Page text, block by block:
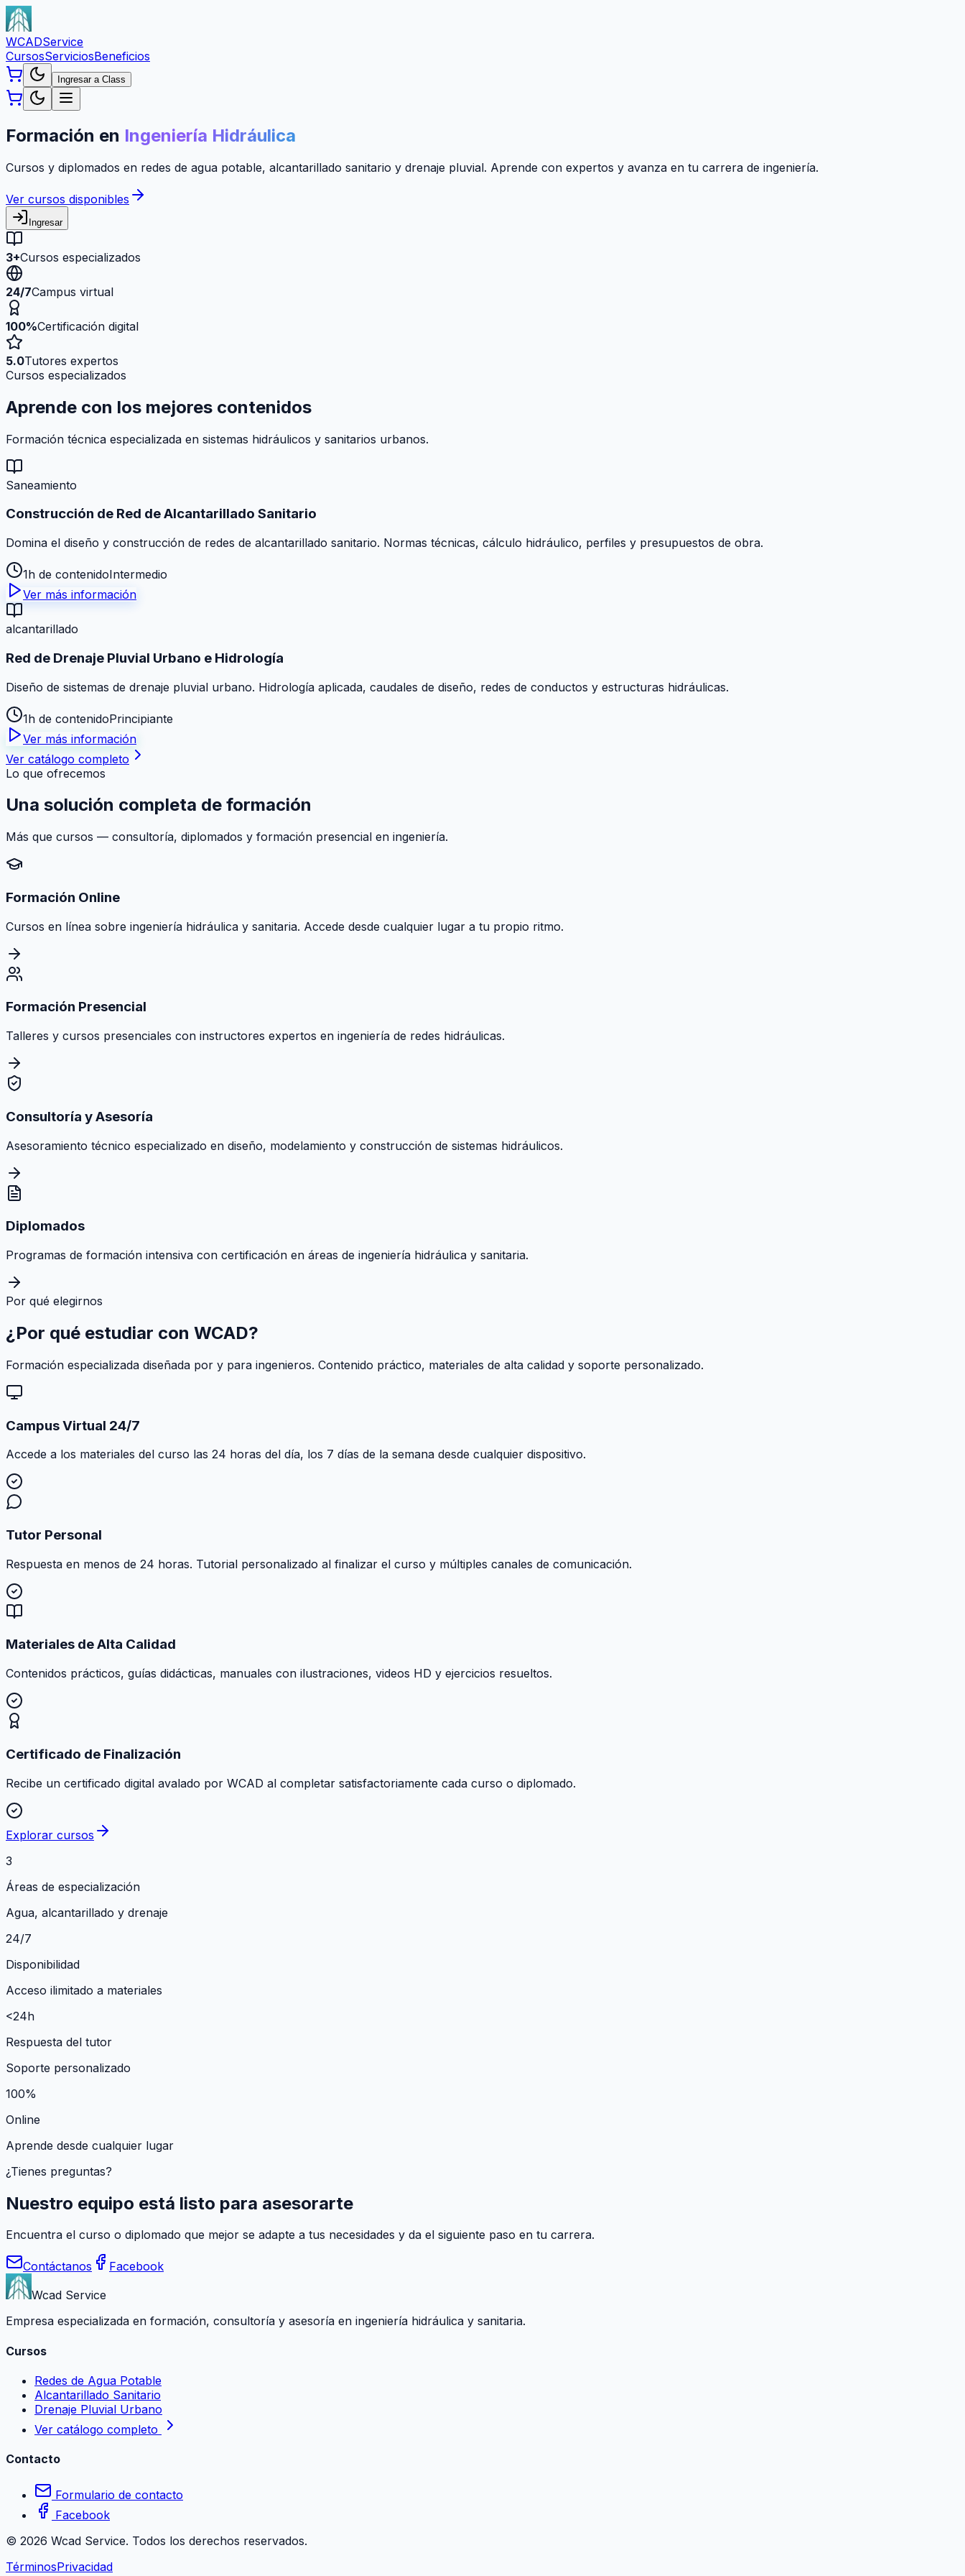
WCADService
CursosServiciosBeneficios
Ingresar a Class
Formación en Ingeniería Hidráulica
Cursos y diplomados en redes de agua potable, alcantarillado sanitario y drenaje pluvial. Aprende con expertos y avanza en tu carrera de ingeniería.
Ver cursos disponibles
Ingresar
3+Cursos especializados
24/7Campus virtual
100%Certificación digital
5.0Tutores expertos
Cursos especializados
Aprende con los mejores contenidos
Formación técnica especializada en sistemas hidráulicos y sanitarios urbanos.
Saneamiento
Construcción de Red de Alcantarillado Sanitario
Domina el diseño y construcción de redes de alcantarillado sanitario. Normas técnicas, cálculo hidráulico, perfiles y presupuestos de obra.
1h de contenidoIntermedio
Ver más información
alcantarillado
Red de Drenaje Pluvial Urbano e Hidrología
Diseño de sistemas de drenaje pluvial urbano. Hidrología aplicada, caudales de diseño, redes de conductos y estructuras hidráulicas.
1h de contenidoPrincipiante
Ver más información
Ver catálogo completo
Lo que ofrecemos
Una solución completa de formación
Más que cursos — consultoría, diplomados y formación presencial en ingeniería.
Formación Online
Cursos en línea sobre ingeniería hidráulica y sanitaria. Accede desde cualquier lugar a tu propio ritmo.
Formación Presencial
Talleres y cursos presenciales con instructores expertos en ingeniería de redes hidráulicas.
Consultoría y Asesoría
Asesoramiento técnico especializado en diseño, modelamiento y construcción de sistemas hidráulicos.
Diplomados
Programas de formación intensiva con certificación en áreas de ingeniería hidráulica y sanitaria.
Por qué elegirnos
¿Por qué estudiar con WCAD?
Formación especializada diseñada por y para ingenieros. Contenido práctico, materiales de alta calidad y soporte personalizado.
Campus Virtual 24/7
Accede a los materiales del curso las 24 horas del día, los 7 días de la semana desde cualquier dispositivo.
Tutor Personal
Respuesta en menos de 24 horas. Tutorial personalizado al finalizar el curso y múltiples canales de comunicación.
Materiales de Alta Calidad
Contenidos prácticos, guías didácticas, manuales con ilustraciones, videos HD y ejercicios resueltos.
Certificado de Finalización
Recibe un certificado digital avalado por WCAD al completar satisfactoriamente cada curso o diplomado.
Explorar cursos
3
Áreas de especialización
Agua, alcantarillado y drenaje
24/7
Disponibilidad
Acceso ilimitado a materiales
<24h
Respuesta del tutor
Soporte personalizado
100%
Online
Aprende desde cualquier lugar
¿Tienes preguntas?
Nuestro equipo está listo para asesorarte
Encuentra el curso o diplomado que mejor se adapte a tus necesidades y da el siguiente paso en tu carrera.
Contáctanos
Facebook
Wcad Service
Empresa especializada en formación, consultoría y asesoría en ingeniería hidráulica y sanitaria.
Cursos
Redes de Agua Potable
Alcantarillado Sanitario
Drenaje Pluvial Urbano
Ver catálogo completo
Contacto
Formulario de contacto
Facebook
© 2026 Wcad Service. Todos los derechos reservados.
TérminosPrivacidad